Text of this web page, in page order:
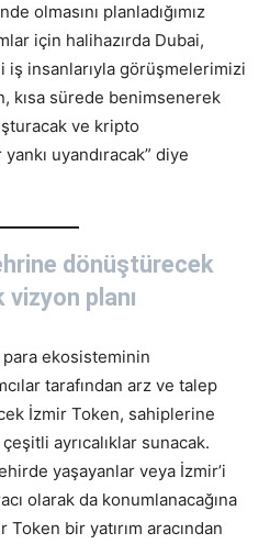
olmasını planladığımız
için halihazırda Dubai,
iş insanlarıyla görüşmelerimizi
kısa sürede benimsenerek
ve kripto
uyandıracak” diye
dönüştürecek
vizyon planı
para ekosisteminin
tarafından arz ve talep
İzmir Token, sahiplerine
ayrıcalıklar sunacak.
yaşayanlar veya İzmir’i
olarak da konumlanacağına
bir yatırım aracından